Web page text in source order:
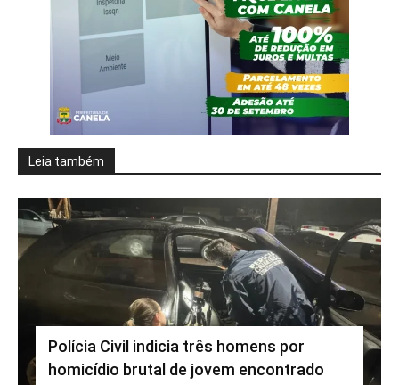
Leia também
Polícia Civil indicia três homens por
homicídio brutal de jovem encontrado